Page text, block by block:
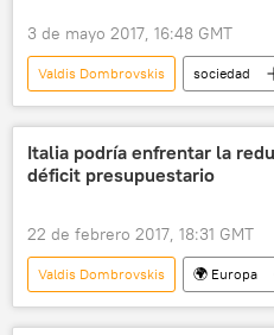
3 de mayo 2017, 16:48 GMT
Valdis Dombrovskis sociedad
🎭 Arte y cultura
peligro
extinción
noticias
Italia podría enfrentar la
déficit presupuestario
22 de febrero 2017, 18:31 GMT
Valdis Dombrovskis
🌍 Europa
Internacional
Italia